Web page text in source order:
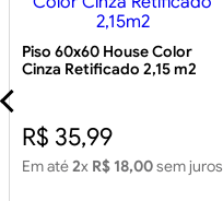
Piso 60x60 House Color
Cinza Retificado 2,15 m2
R$ 35,99
Em até2x R$ 18,00sem juros